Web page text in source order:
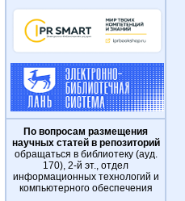
По вопросам размещения
научных статей в репозиторий
обращаться в библиотеку (ауд.
170), 2-й эт., отдел
информационных технологий и
компьютерного обеспечения